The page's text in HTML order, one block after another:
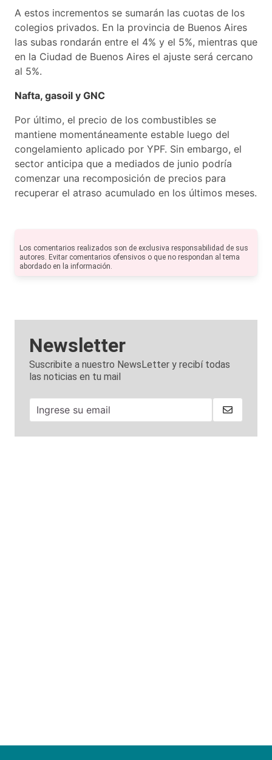
A estos incrementos se sumarán las cuotas de los
colegios privados. En la provincia de Buenos Aires
las subas rondarán entre el 4% y el 5%, mientras que
en la Ciudad de Buenos Aires el ajuste será cercano
al 5%.
Nafta, gasoil y GNC
Por último, el precio de los combustibles se
mantiene momentáneamente estable luego del
congelamiento aplicado por YPF. Sin embargo, el
sector anticipa que a mediados de junio podría
comenzar una recomposición de precios para
recuperar el atraso acumulado en los últimos meses.
Los comentarios realizados son de exclusiva responsabilidad de sus
autores. Evitar comentarios ofensivos o que no respondan al tema
abordado en la información.
Newsletter
Suscribite a nuestro NewsLetter y recibí todas
las noticias en tu mail